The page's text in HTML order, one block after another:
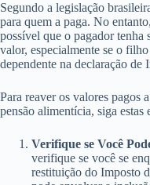
Segundo a legislação
para quem a paga. No
possível que o pagador tenha
valor, especialmente se o
dependente na declaração de
Para reaver os valores pagos
pensão alimentícia, siga estas
Verifique se Você
verifique se você se
restituição do Imposto